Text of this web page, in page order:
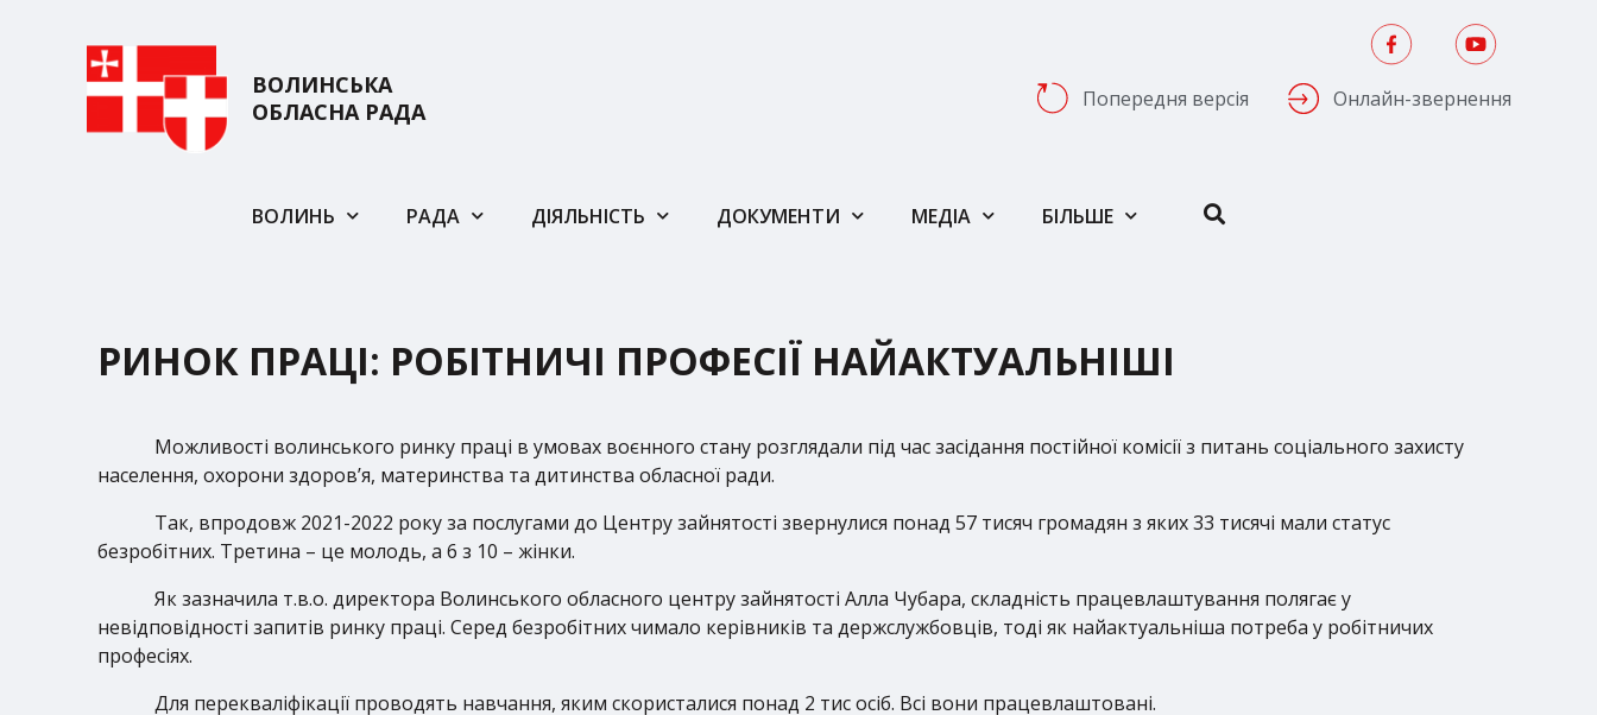
ВОЛИНСЬКА
ОБЛАСНА РАДА
Попередня версія Онлайн-звернення
ВОЛИНЬ РАДА ДІЯЛЬНІСТЬ ДОКУМЕНТИ МЕДІА БІЛЬШЕ
РИНОК ПРАЦІ: РОБІТНИЧІ ПРОФЕСІЇ НАЙАКТУАЛЬНІШІ
Можливості волинського ринку праці в умовах воєнного стану розглядали під час засідання постійної комісії з питань соціального захисту
населення, охорони здоров’я, материнства та дитинства обласної ради.
Так, впродовж 2021-2022 року за послугами до Центру зайнятості звернулися понад 57 тисяч громадян з яких 33 тисячі мали статус
безробітних. Третина – це молодь, а 6 з 10 – жінки.
Як зазначила т.в.о. директора Волинського обласного центру зайнятості Алла Чубара, складність працевлаштування полягає у
невідповідності запитів ринку праці. Серед безробітних чимало керівників та держслужбовців, тоді як найактуальніша потреба у робітничих
професіях.
Для перекваліфікації проводять навчання, яким скористалися понад 2 тис осіб. Всі вони працевлаштовані.